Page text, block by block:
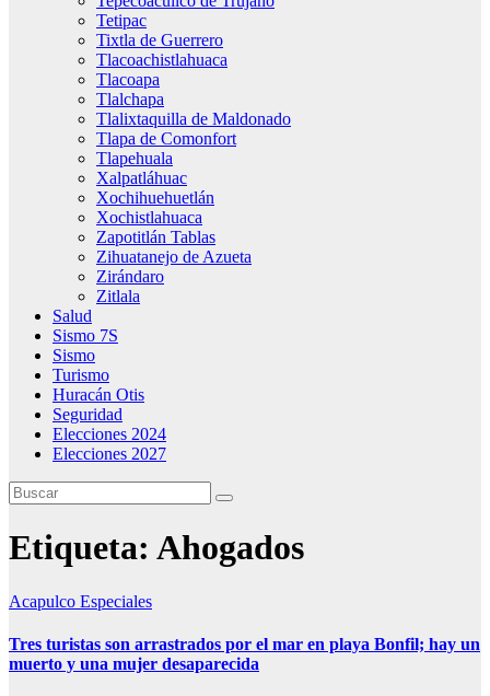
Tetipac
Tixtla de Guerrero
Tlacoachistlahuaca
Tlacoapa
Tlalchapa
Tlalixtaquilla de Maldonado
Tlapa de Comonfort
Tlapehuala
Xalpatláhuac
Xochihuehuetlán
Xochistlahuaca
Zapotitlán Tablas
Zihuatanejo de Azueta
Zirándaro
Zitlala
Salud
Sismo 7S
Sismo
Turismo
Huracán Otis
Seguridad
Elecciones 2024
Elecciones 2027
Etiqueta: Ahogados
Acapulco Especiales
Tres turistas son arrastrados por el mar en playa Bonfil; hay un
muerto y una mujer desaparecida